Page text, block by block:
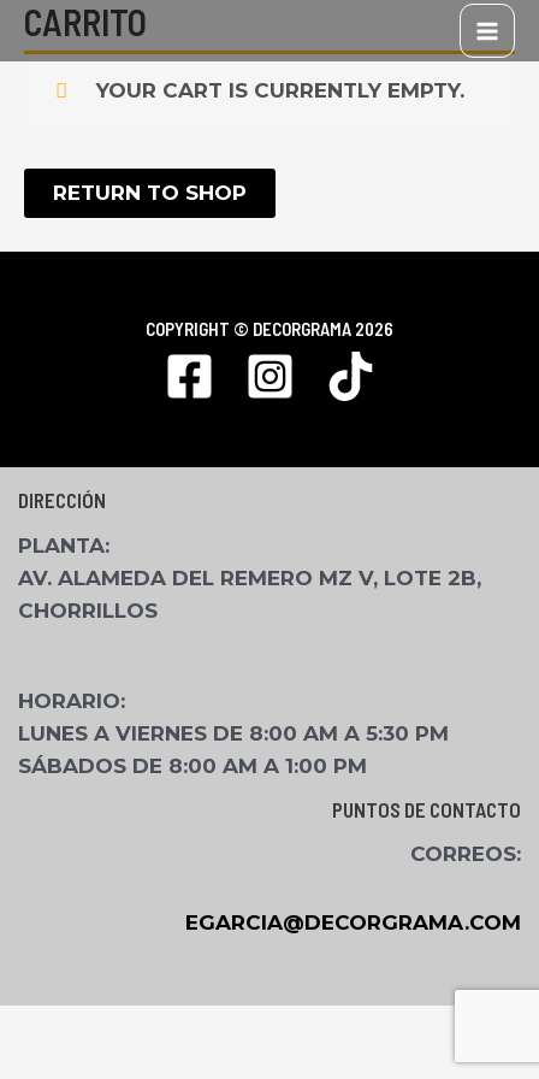
AL
CONTENIDO
CARRITO
YOUR CART IS CURRENTLY EMPTY.
RETURN TO SHOP
COPYRIGHT © DECORGRAMA 2026
DIRECCIÓN
PLANTA:
AV. ALAMEDA DEL REMERO MZ V, LOTE 2B,
CHORRILLOS
HORARIO:
LUNES A VIERNES DE 8:00 AM A 5:30 PM
SÁBADOS DE 8:00 AM A 1:00 PM
PUNTOS DE CONTACTO
CORREOS:
EGARCIA@DECORGRAMA.COM